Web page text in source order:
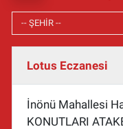
Lotus Eczanesi
İnönü Mahallesi
KONUTLARI